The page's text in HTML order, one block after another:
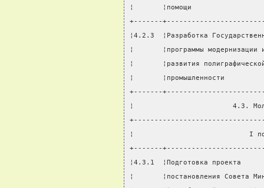
¦       ¦помощи
+-------
¦4.2.3  ¦Разработка
¦       ¦программы
¦       ¦развития
¦
+-------
¦                        4.3.
¦                            I
+-------
¦4.3.1  ¦Подготовка проекта
¦       ¦постановления Совета